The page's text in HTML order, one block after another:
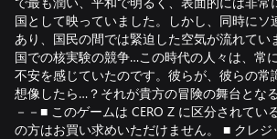
国として映っていました。しかし、同時にソ
あり、国民の間では緊迫した空気が流れてい
国での核実験の競争…この時代の人々は、常
不安を感じていたのです。彼らが、彼らの常
想像したら…？それが貴方の冒険の舞台とな
－－■ このゲームは CERO Z に区分されてい
の方はお買い求めいただけません。 ■ クレジ